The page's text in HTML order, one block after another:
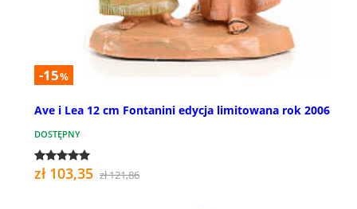
-15%
Ave i Lea 12 cm Fontanini edycja limitowana rok 2006
DOSTĘPNY
zł 103,35 zł 121,86